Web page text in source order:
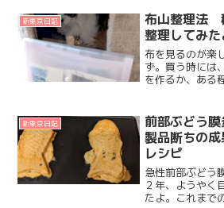
でしかたなく行
た。やっと過ご
新東京日記
布山整理法
整理してみた
布を見るのが楽
ず。買う時には
を作るか、ある
れば。1カ月に
13枚、いっぽう
新東京日記
前部ぶどう
製品断ちの
レシピ
急性前部ぶどう
２年、ようやく
たよ。これまで